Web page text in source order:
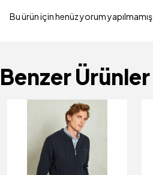
Bu ürün için henüz yorum yapılmamış.
Benzer Ürünler